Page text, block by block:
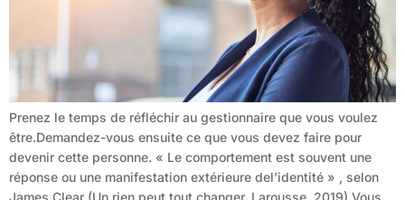
Prenez le temps de réfléchir au gestionnaire que vous voulez
être.Demandez-vous ensuite ce que vous devez faire pour
devenir cette personne. « Le comportement est souvent une
réponse ou une manifestation extérieure del’identité » , selon